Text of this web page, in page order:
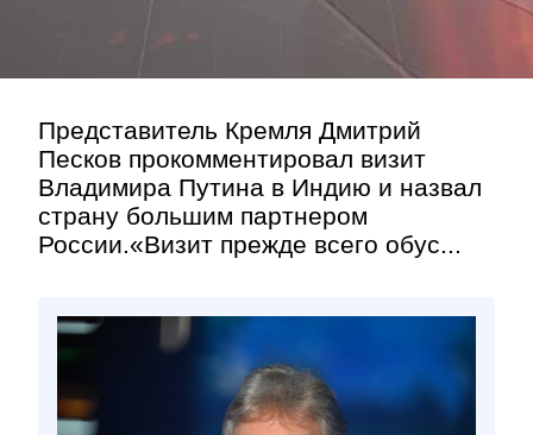
Представитель Кремля Дмитрий
Песков прокомментировал визит
Владимира Путина в Индию и назвал
страну большим партнером
России.«Визит прежде всего обус...
Контакт»